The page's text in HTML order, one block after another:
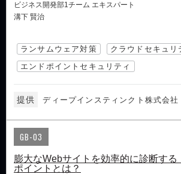
ビジネス開発部1チーム エキスパート
溝下 賢治
ランサムウェア対策
クラウドセキュリ
エンドポイントセキュリティ
提供 ディープインスティンクト株式会社
GB-03
膨大なWebサイトを効率的に診断する
ポイントとは？